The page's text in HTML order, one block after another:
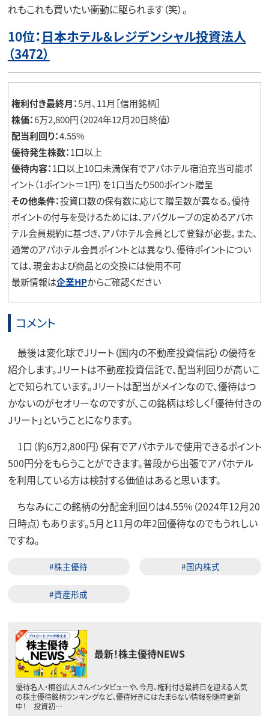
れもこれも買いたい衝動に駆られます（笑）。
10位： 日本ホテル＆レジデンシャル投資法人
（3472）
権利付き最終月：5月、11月［信用銘柄］
株価：6万2,800円（2024年12月20日終値）
配当利回り：4.55%
優待発生株数：1口以上
優待内容：1口以上10口未満保有でアパホテル宿泊充当可能ポ
イント（1ポイント＝1円）を1口当たり500ポイント贈呈
その他条件：投資口数の保有数に応じて贈呈数が異なる。優待
ポイントの付与を受けるためには、アパグループの定めるアパホ
テル会員規約に基づき、アパホテル会員として登録が必要。また、
通常のアパホテル会員ポイントとは異なり、優待ポイントについ
ては、現金および商品との交換には使用不可
最新情報は企業HPからご確認ください
コメント
最後は変化球でJリート（国内の不動産投資信託）の優待を
紹介します。Jリートは不動産投資信託で、配当利回りが高いこ
とで知られています。Jリートは配当がメインなので、優待はつ
かないのがセオリーなのですが、この銘柄は珍しく「優待付きの
Jリート」ということになります。
1口（約6万2,800円）保有でアパホテルで使用できるポイント
500円分をもらうことができます。普段から出張でアパホテル
を利用している方は検討する価値はあると思います。
ちなみにこの銘柄の分配金利回りは4.55%（2024年12月20
日時点）もあります。5月と11月の年2回優待なのでもうれしい
ですね。
#株主優待 #国内株式
#資産形成
最新！株主優待NEWS
優待名人・桐谷広人さんインタビューや、今月、権利付き最終日を迎える人気
の株主優待銘柄ランキングなど、優待好きにはたまらない情報を随時更新
中！ 投資初…